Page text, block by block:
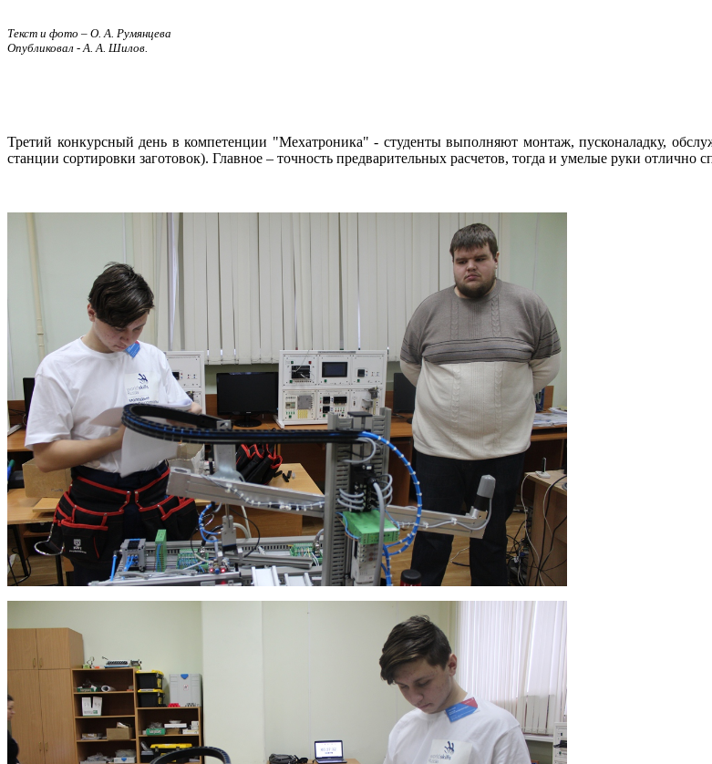
Текст и фото – О. А. Румянцева
Опубликовал - А. А. Шилов.
Третий конкурсный день в компетенции "Мехатроника" - студенты выполняют монтаж, пусконаладку,
станции сортировки заготовок). Главное – точность предварительных расчетов, тогда и умелые руки отлично